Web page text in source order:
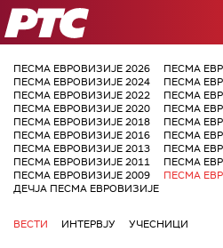
РТС
ПЕСМА ЕВРОВИЗИЈЕ 2026
ПЕСМА
ПЕСМА ЕВРОВИЗИЈЕ 2024
ПЕСМА
ПЕСМА ЕВРОВИЗИЈЕ 2022
ПЕСМА
ПЕСМА ЕВРОВИЗИЈЕ 2020
ПЕСМА
ПЕСМА ЕВРОВИЗИЈЕ 2018
ПЕСМА
ПЕСМА ЕВРОВИЗИЈЕ 2016
ПЕСМА
ПЕСМА ЕВРОВИЗИЈЕ 2013
ПЕСМА
ПЕСМА ЕВРОВИЗИЈЕ 2011
ПЕСМА
ПЕСМА ЕВРОВИЗИЈЕ 2009
ПЕСМА
ДЕЧЈА ПЕСМА ЕВРОВИЗИЈЕ
ВЕСТИ ИНТЕРВЈУ УЧЕСНИЦИ